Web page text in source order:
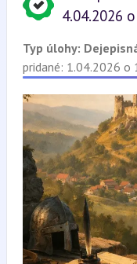
4.04.2026
Typ úlohy:
pridané: 1.04.2026 o